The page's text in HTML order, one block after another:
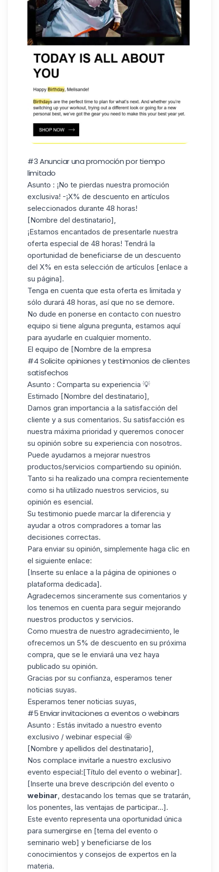
#3 Anunciar una promoción por tiempo
limitado
Asunto : ¡No te pierdas nuestra promoción
exclusiva! -¡X% de descuento en artículos
seleccionados durante 48 horas!
[Nombre del destinatario],
¡Estamos encantados de presentarle nuestra
oferta especial de 48 horas! Tendrá la
oportunidad de beneficiarse de un descuento
del X% en esta selección de artículos [enlace a
su página].
Tenga en cuenta que esta oferta es limitada y
sólo durará 48 horas, así que no se demore.
No dude en ponerse en contacto con nuestro
equipo si tiene alguna pregunta, estamos aquí
para ayudarle en cualquier momento.
El equipo de [Nombre de la empresa
#4 Solicite opiniones y testimonios de clientes
satisfechos
Asunto : Comparta su experiencia 💡
Estimado [Nombre del destinatario],
Damos gran importancia a la satisfacción del
cliente y a sus comentarios. Su satisfacción es
nuestra máxima prioridad y queremos conocer
su opinión sobre su experiencia con nosotros.
Puede ayudarnos a mejorar nuestros
productos/servicios compartiendo su opinión.
Tanto si ha realizado una compra recientemente
como si ha utilizado nuestros servicios, su
opinión es esencial.
Su testimonio puede marcar la diferencia y
ayudar a otros compradores a tomar las
decisiones correctas.
Para enviar su opinión, simplemente haga clic en
el siguiente enlace:
[Inserte su enlace a la página de opiniones o
plataforma dedicada].
Agradecemos sinceramente sus comentarios y
los tenemos en cuenta para seguir mejorando
nuestros productos y servicios.
Como muestra de nuestro agradecimiento, le
ofrecemos un 5% de descuento en su próxima
compra, que se le enviará una vez haya
publicado su opinión.
Gracias por su confianza, esperamos tener
noticias suyas.
Esperamos tener noticias suyas,
#5 Enviar invitaciones a eventos o webinars
Asunto : Estás invitado a nuestro evento
exclusivo / webinar especial 🤩
[Nombre y apellidos del destinatario],
Nos complace invitarle a nuestro exclusivo
evento especial:[Título del evento o webinar].
[Inserte una breve descripción del evento o
webinar , destacando los temas que se tratarán,
los ponentes, las ventajas de participar...].
Este evento representa una oportunidad única
para sumergirse en [tema del evento o
seminario web] y beneficiarse de los
conocimientos y consejos de expertos en la
materia.